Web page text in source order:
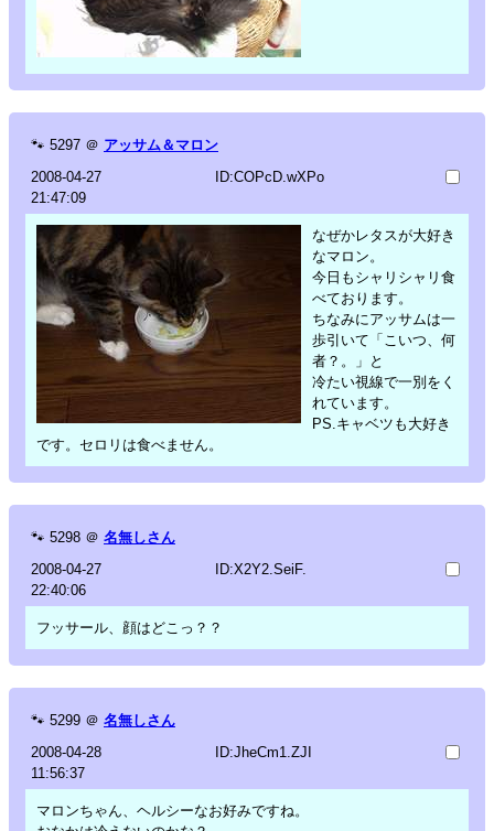
🐾 5297 ＠ アッサム＆マロン
2008-04-27
21:47:09
ID:COPcD.wXPo
なぜかレタスが大好き
なマロン。
今日もシャリシャリ食
べております。
ちなみにアッサムは一
歩引いて「こいつ、何
者？。」と
冷たい視線で一別をく
れています。
PS.キャベツも大好き
です。セロリは食べません。
🐾 5298 ＠ 名無しさん
2008-04-27
22:40:06
ID:X2Y2.SeiF.
フッサール、顔はどこっ？？
🐾 5299 ＠ 名無しさん
2008-04-28
11:56:37
ID:JheCm1.ZJI
マロンちゃん、ヘルシーなお好みですね。